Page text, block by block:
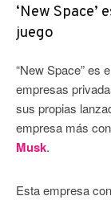
‘New
juego
“New Space” es
empresas
sus propias
empresa más
Musk.
Esta empresa